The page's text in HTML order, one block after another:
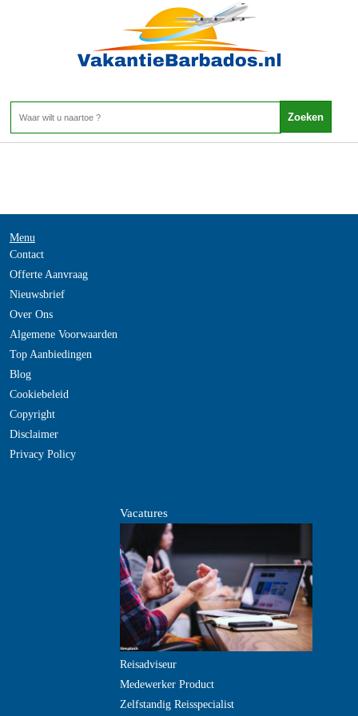
Home>
Menu
Contact
Offerte Aanvraag
Nieuwsbrief
Over Ons
Algemene Voorwaarden
Top Aanbiedingen
Blog
Cookiebeleid
Copyright
Disclaimer
Privacy Policy
Vacatures
Reisadviseur
Medewerker Product
Zelfstandig Reisspecialist